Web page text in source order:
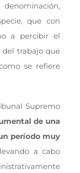
que con
a percibir el
del trabajo que
se refiere
Supremo
de una
período muy
a cabo